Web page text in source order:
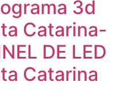
3d
Catarina-
DE LED
Catarina